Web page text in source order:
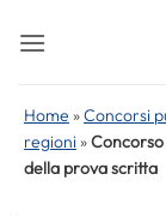
Home »Concorsi
regioni »Concorso
della prova scritta